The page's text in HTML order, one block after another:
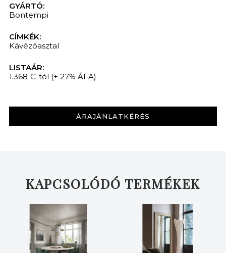
GYÁRTÓ:
Bontempi
CÍMKÉK:
Kávézóasztal
LISTAÁR:
1.368 €-tól (+ 27% ÁFA)
ÁRAJÁNLATKÉRÉS
KAPCSOLÓDÓ TERMÉKEK